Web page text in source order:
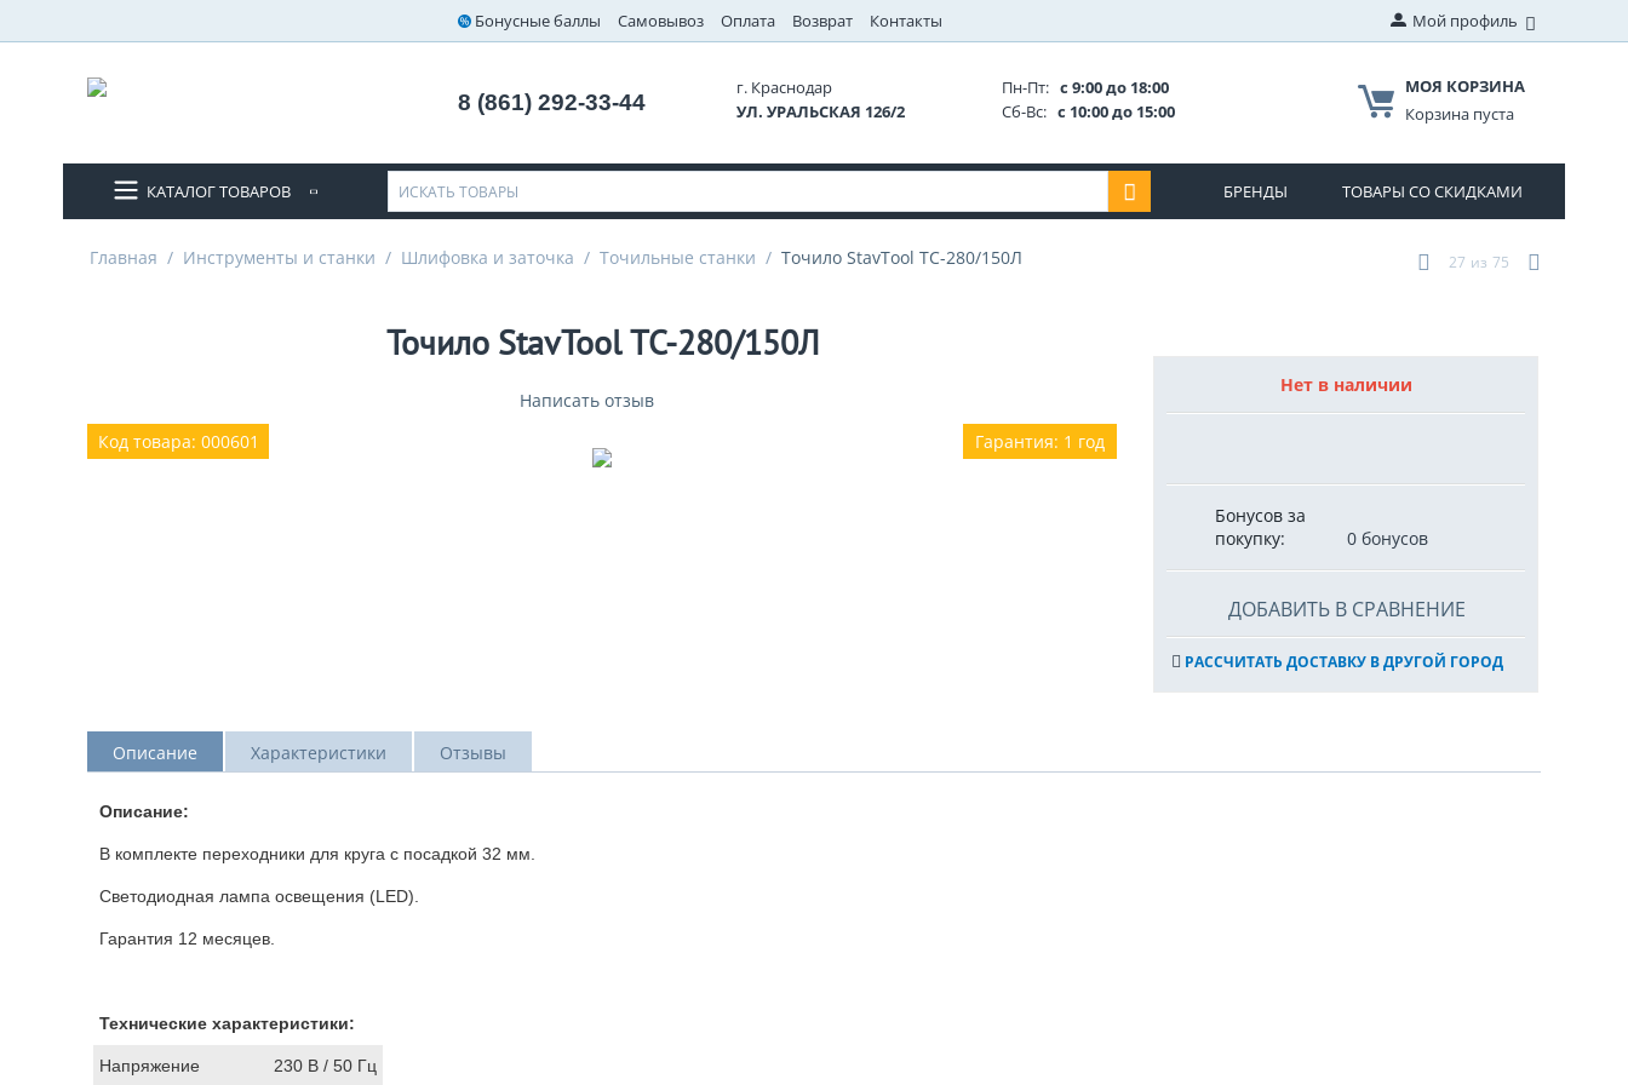
Бонусные баллы Самовывоз Оплата Возврат Контакты Мой профиль
8 (861) 292-33-44
г. Краснодар
УЛ. УРАЛЬСКАЯ 126/2
Пн-Пт: с 9:00 до 18:00
Сб-Вс: с 10:00 до 15:00
МОЯ КОРЗИНА
Корзина пуста
КАТАЛОГ ТОВАРОВ БРЕНДЫ ТОВАРЫ СО СКИДКАМИ
Главная / Инструменты и станки / Шлифовка и заточка / Точильные станки / Точило StavTool ТС-280/150Л 27 из 75
Точило StavTool ТС-280/150Л
Написать отзыв
Гарантия: 1 год
Код товара: 000601
Нет в наличии
Бонусов за
покупку:
0 бонусов
ДОБАВИТЬ В СРАВНЕНИЕ
РАССЧИТАТЬ ДОСТАВКУ В ДРУГОЙ ГОРОД
Описание Характеристики Отзывы
Описание:
В комплекте переходники для круга с посадкой 32 мм.
Cветодиодная лампа освещения (LED).
Гарантия 12 месяцев.
Технические характеристики:
Напряжение 230 В / 50 Гц